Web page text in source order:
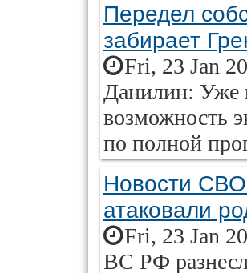
Передел
забирает
Fri, 23 Jan
Данилин: Уже
возможность
по полной
Новости СВО
атаковали
Fri, 23 Jan
ВС РФ